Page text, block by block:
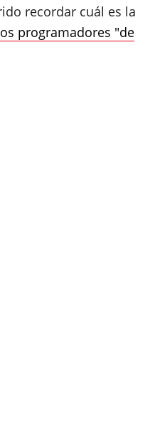
recordar cuál es la
programadores "de